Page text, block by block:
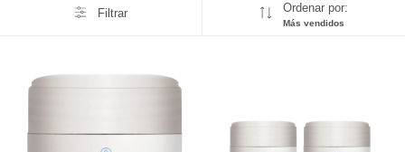
Filtrar Ordenar por:
Más vendidos